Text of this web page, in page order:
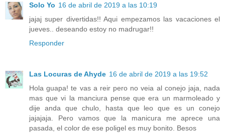
Solo Yo 16 de abril de 2019 a las 10:19
jajaj super divertidas!! Aqui empezamos las vacaciones el
jueves.. deseando estoy no madrugar!!
Responder
Las Locuras de Ahyde 16 de abril de 2019 a las 19:52
Hola guapa! te vas a reir pero no veia al conejo jaja, nada
mas que vi la manciura pense que era un marmoleado y
dije anda que chulo, hasta que leo que es un conejo
jajajaja. Pero vamos que la manicura me aprece una
pasada, el color de ese poligel es muy bonito. Besos